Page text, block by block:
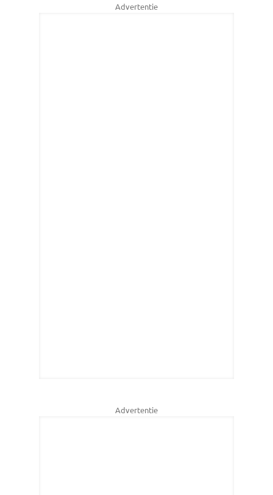
Advertentie
Advertentie